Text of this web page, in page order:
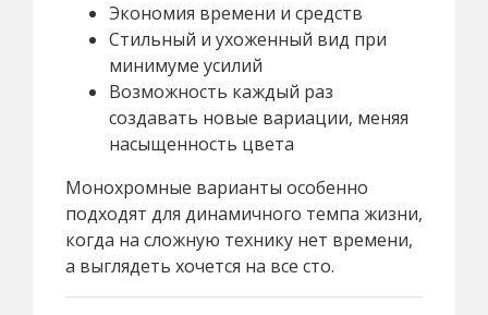
Экономия времени и средств
Стильный и ухоженный вид при
минимуме усилий
Возможность каждый раз
создавать новые вариации, меняя
насыщенность цвета
Монохромные варианты особенно
подходят для динамичного темпа жизни,
когда на сложную технику нет времени,
а выглядеть хочется на все сто.